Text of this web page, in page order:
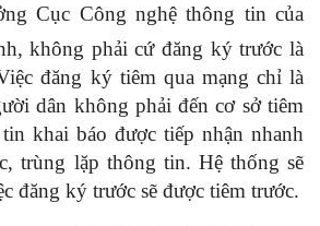
Cục Công nghệ thông tin của
không phải cứ đăng ký trước là
đăng ký tiêm qua mạng chỉ là
dân không phải đến cơ sở tiêm
khai báo được tiếp nhận nhanh
trùng lặp thông tin. Hệ thống sẽ
đăng ký trước sẽ được tiêm trước.